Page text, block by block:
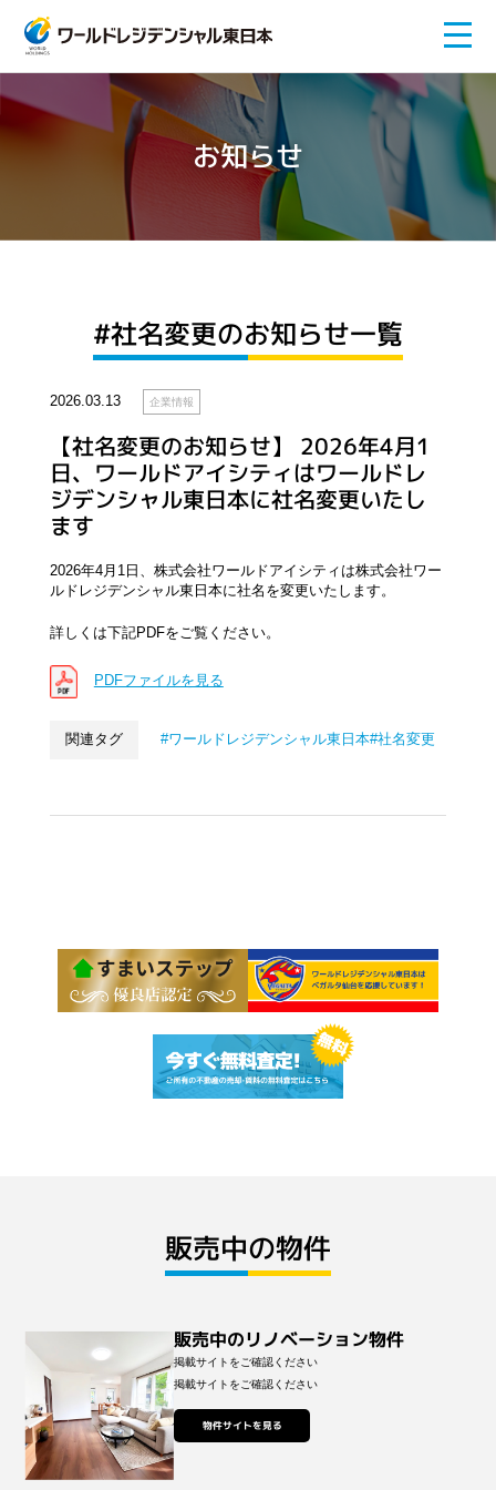
お知らせ
#社名変更のお知らせ一覧
2026.03.13 企業情報
【社名変更のお知らせ】 2026年4月1
日、ワールドアイシティはワールドレ
ジデンシャル東日本に社名変更いたし
ます
2026年4月1日、株式会社ワールドアイシティは株式会社ワー
ルドレジデンシャル東日本に社名を変更いたします。
詳しくは下記PDFをご覧ください。
PDFファイルを見る
関連タグ ワールドレジデンシャル東日本 社名変更
販売中の物件
販売中のリノベーション物件
掲載サイトをご確認ください
掲載サイトをご確認ください
物件サイトを見る